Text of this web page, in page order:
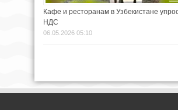
Кафе и ресторанам в Узбекистане
НДС
06.05.2026 05:10